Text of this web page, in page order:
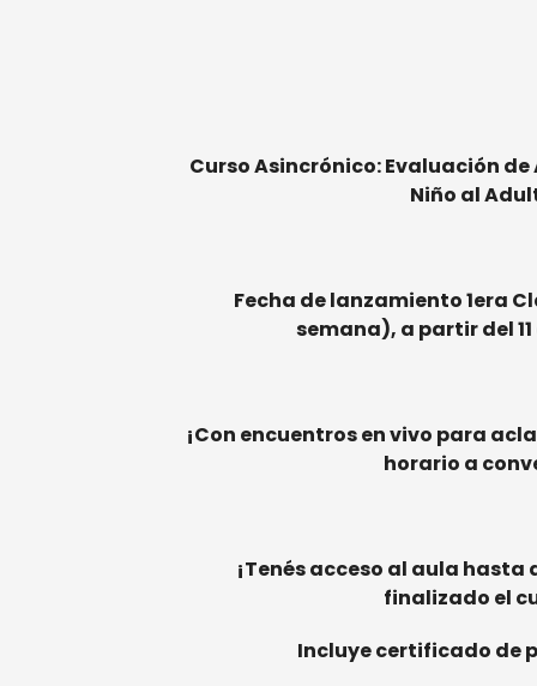
Curso Asincrónico: Evaluación
Niño al
Fecha de lanzamiento 1era
semana), a partir del
¡Con encuentros en vivo para
horario a
¡Tenés acceso al aula hasta
finalizado el
Incluye certificado de